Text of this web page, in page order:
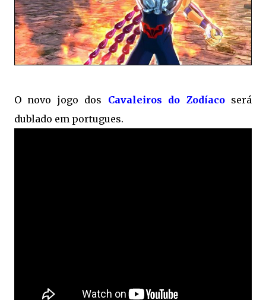
O novo jogo dos Cavaleiros do Zodíacoserá
dublado em portugues.